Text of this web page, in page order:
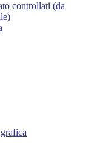
controllati (da